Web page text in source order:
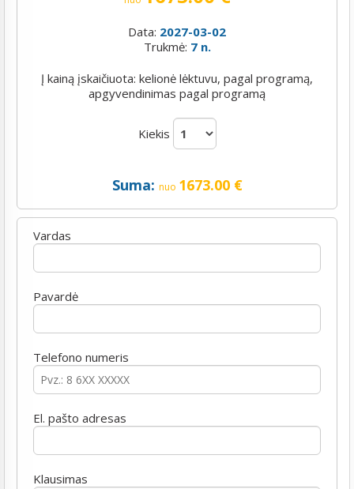
Data: 2027-03-02
Trukmė: 7 n.
Į kainą įskaičiuota: kelionė lėktuvu, pagal programą,
apgyvendinimas pagal programą
Kiekis
Suma: nuo 1673.00€
Vardas
Pavardė
Telefono numeris
El. pašto adresas
Klausimas